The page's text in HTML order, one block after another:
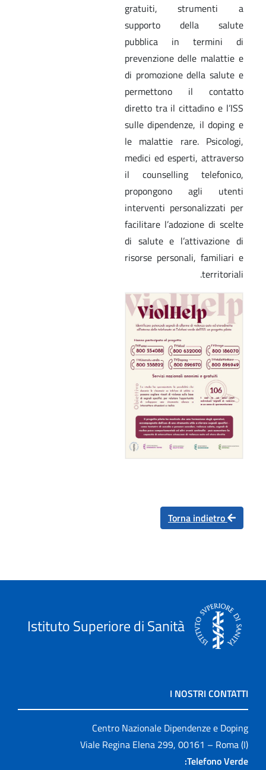
gratuiti, strumenti a
supporto della salute
pubblica in termini di
prevenzione delle malattie e
di promozione della salute e
permettono il contatto
diretto tra il cittadino e l’ISS
sulle dipendenze, il doping e
le malattie rare. Psicologi,
medici ed esperti, attraverso
il counselling telefonico,
propongono agli utenti
interventi personalizzati per
facilitare l’adozione di scelte
di salute e l’attivazione di
risorse personali, familiari e
territoriali.
Istituto Superiore di Sanità
I NOSTRI CONTATTI
Centro Nazionale Dipendenze e Doping
Viale Regina Elena 299, 00161 – Roma (I)
Telefono Verde: